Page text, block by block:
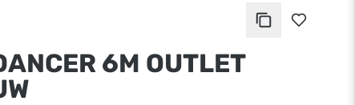
6M OUTLET